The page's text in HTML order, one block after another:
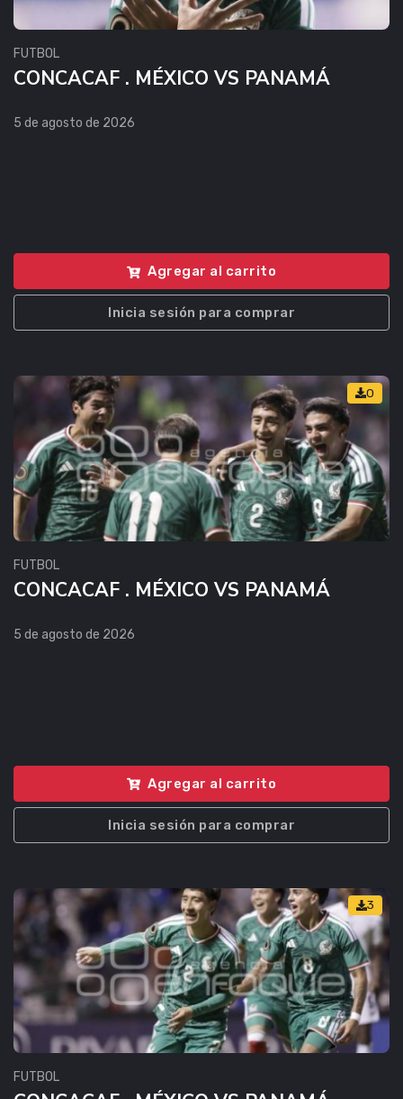
FUTBOL
CONCACAF . MÉXICO VS PANAMÁ
5 de agosto de 2026
Agregar al carrito
Inicia sesión para comprar
0
FUTBOL
CONCACAF . MÉXICO VS PANAMÁ
5 de agosto de 2026
Agregar al carrito
Inicia sesión para comprar
3
FUTBOL